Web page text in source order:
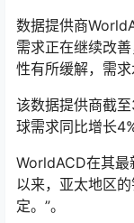
数据提供商
需求正在继续改
性有所缓解，需求
该数据提供商截
球需求同比增长4%
WorldACD在其最
以来，亚太地区
定。”。